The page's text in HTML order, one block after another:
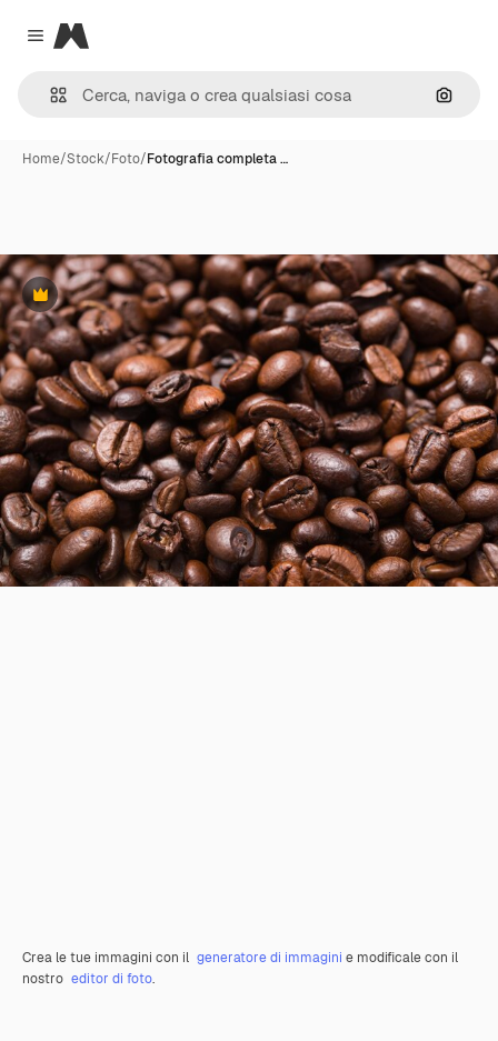
Close menu
Magnific
Cerca
Home/Stock/Foto/Fotografia completa …
Premium
Crea le tue immagini con il generatore di immagini e modificale con il
nostro editor di foto.